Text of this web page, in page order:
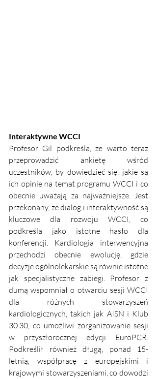
Interaktywne WCCI
Profesor Gil podkreśla, że warto teraz
przeprowadzić ankietę wśród
uczestników, by dowiedzieć się, jakie są
ich opinie na temat programu WCCI i co
obecnie uważają za najważniejsze. Jest
przekonany, że dialog i interaktywność są
kluczowe dla rozwoju WCCI, co
podkreśla jako istotne hasło dla
konferencji. Kardiologia interwencyjna
przechodzi obecnie ewolucję, gdzie
decyzje ogólnolekarskie są równie istotne
jak specjalistyczne zabiegi. Profesor z
dumą wspomniał o otwarciu sesji WCCI
dla różnych stowarzyszeń
kardiologicznych, takich jak AISN i Klub
30.30, co umożliwi zorganizowanie sesji
w przyszłorocznej edycji EuroPCR.
Podkreślił również długą, ponad 15-
letnią, współpracę z europejskimi i
krajowymi stowarzyszeniami, co dowodzi